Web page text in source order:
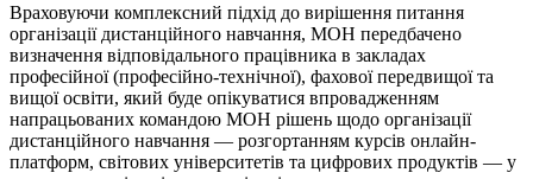
Враховуючи комплексний підхід до вирішення питання
організації дистанційного навчання, МОН передбачено
визначення відповідального працівника в закладах
професійної (професійно-технічної), фахової передвищої та
вищої освіти, який буде опікуватися впровадженням
напрацьованих командою МОН рішень щодо організації
дистанційного навчання — розгортанням курсів онлайн-
платформ, світових університетів та цифрових продуктів — у